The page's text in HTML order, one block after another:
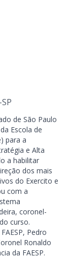
de São Paulo
Escola de
para a
e Alta
a habilitar
dos mais
do Exercito e
com a
coronel-
curso.
Pedro
Ronaldo
da FAESP.